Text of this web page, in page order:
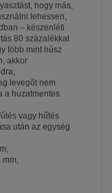
hogy más,
lehessen,
– készenléti
80 százalékkal
több mint húsz
akkor
levegőt nem
a huzatmentes
vagy hűtés
után az egység
mm,